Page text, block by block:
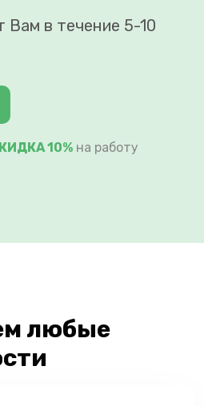
Вам в течение 5-10
10% на работу
любые